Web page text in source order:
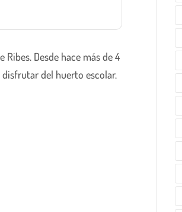
Desde hace más de 4
del huerto escolar.